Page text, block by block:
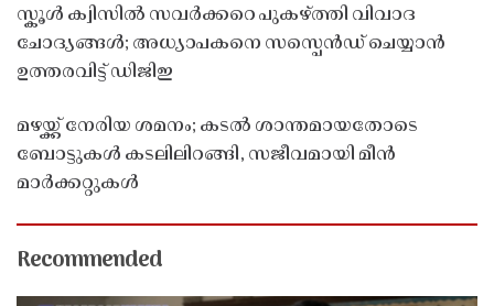
സ്കൂൾ ക്വിസിൽ സവർക്കറെ പുകഴ്ത്തി വിവാദ
ചോദ്യങ്ങൾ; അധ്യാപകനെ സസ്പെൻഡ് ചെയ്യാൻ
ഉത്തരവിട്ട് ഡിജിഇ
മഴയ്ക്ക് നേരിയ ശമനം; കടൽ ശാന്തമായതോടെ
ബോട്ടുകൾ കടലിലിറങ്ങി, സജീവമായി മീൻ
മാർക്കറ്റുകൾ
Recommended